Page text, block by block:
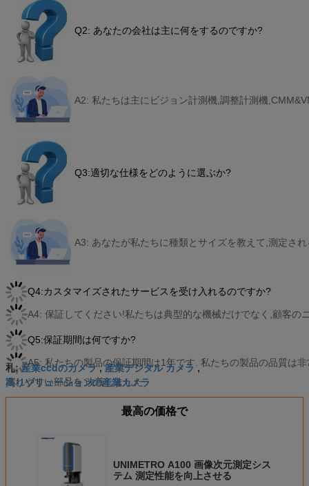
Q2: あなたの会社は主に何をするのですか?
A2: 私たちは主にビジョン計測機,調整計測機
Q3:適切な仕様をどのように選ぶか?
A3: あなたが私たちに種類とサイズを教えて,測定さ
Q4:カスタマイズされたサービスを受け入れるのですか?
A4: 保証してください!私たちは典型的な機械だけでなく,顧客の
Q5:保証期間は何ですか?
A5: 私たちの製品の保証期間は1年です. 私たちの製品の品質は
壊れやすい部品を 改善しました
札:産業ccdのカメラ,産業デジタル カメラ ,
高リゾリューションの産業カメラ
最高の価格で
UNIMETRO A100 画像次元測定シス
テム 測定性能を向上させる